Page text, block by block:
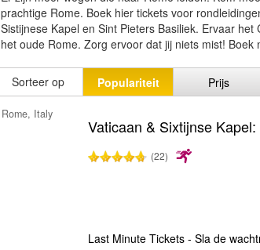
prachtige Rome. Boek hier tickets voor
Sistijnese Kapel en Sint Pieters Basiliek. Ervaar
het oude Rome. Zorg ervoor dat jij niets mist! Boek
Sorteer op Populariteit Prijs
Rome, Italy
Vaticaan & Sixtijnse
(22)
Last Minute Tickets - Sla de